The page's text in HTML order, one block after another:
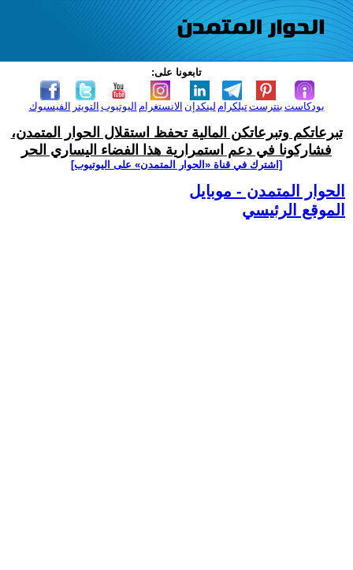
تابعونا على:
الفيسبوك التويتر اليوتيوب الانستغرام لينكدإن تيلكرامبنترست بودكاست
تبرعاتكم وتبرعاتكن المالية تحفظ استقلال الحوار المتمدن،
فشاركونا في دعم استمرارية هذا الفضاء اليساري الحر
[اشترك في قناة ‫«الحوار المتمدن» على اليوتيوب]
الحوار المتمدن - موبايل
الموقع الرئيسي